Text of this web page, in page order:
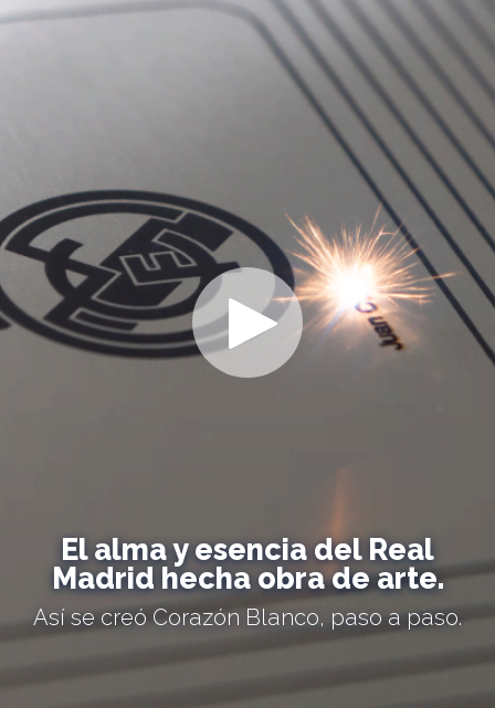
El alma y esencia del Real
Madrid hecha obra de arte.
Así se creó Corazón Blanco, paso a paso.